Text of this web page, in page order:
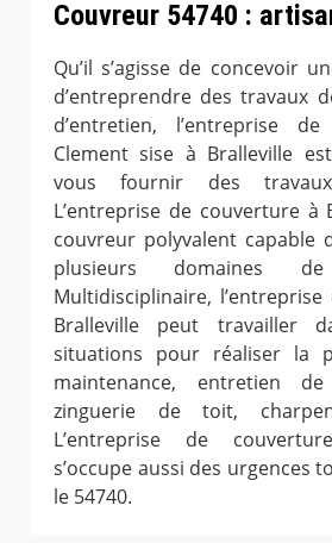
Couvreur 54740 :
Qu’il s’agisse de concevoir
d’entreprendre des travaux
d’entretien, l’entreprise
Clement sise à Bralleville
vous fournir des
L’entreprise de couverture à
couvreur polyvalent capable
plusieurs domaines
Multidisciplinaire,
Bralleville peut travailler
situations pour réaliser la
maintenance, entretien
zinguerie de toit,
L’entreprise de
s’occupe aussi des urgences
le 54740.